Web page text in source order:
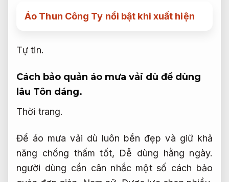
Áo Thun Công Ty nổi bật khi xuất hiện
Tự tin.
Cách bảo quản áo mưa vải dù để dùng
lâu Tôn dáng.
Thời trang.
Để áo mưa vải dù luôn bền đẹp và giữ khả
năng chống thấm tốt, Dễ dùng hằng ngày.
người dùng cần cân nhắc một số cách bảo